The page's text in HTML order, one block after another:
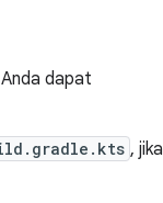
dapat
, jika